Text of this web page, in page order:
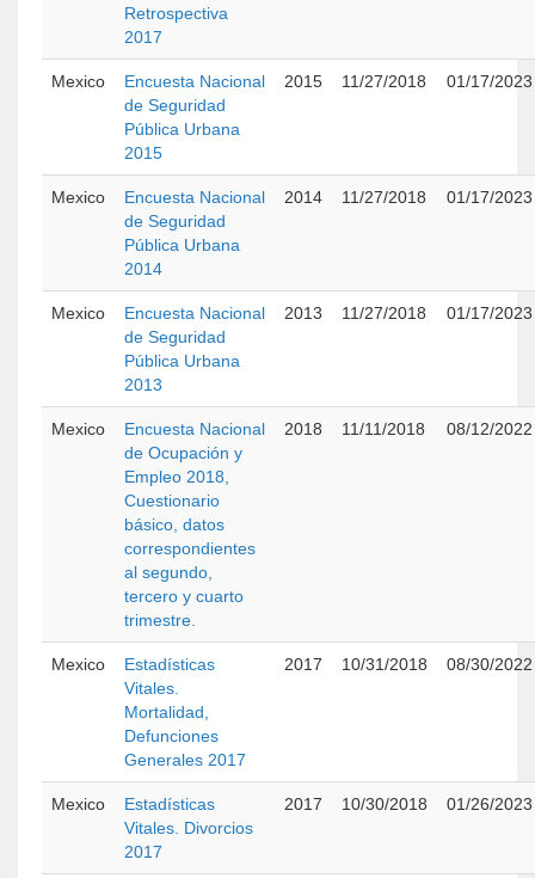
Retrospectiva
2017
Mexico
Encuesta Nacional
de Seguridad
Pública Urbana
2015
2015 11/27/2018 01/17/2023
Mexico
Encuesta Nacional
de Seguridad
Pública Urbana
2014
2014 11/27/2018 01/17/2023
Mexico
Encuesta Nacional
de Seguridad
Pública Urbana
2013
2013 11/27/2018 01/17/2023
Mexico
Encuesta Nacional
de Ocupación y
Empleo 2018,
Cuestionario
básico, datos
correspondientes
al segundo,
tercero y cuarto
trimestre.
2018 11/11/2018 08/12/2022
Mexico
Estadísticas
Vitales.
Mortalidad,
Defunciones
Generales 2017
2017 10/31/2018 08/30/2022
Mexico
Estadísticas
Vitales. Divorcios
2017
2017 10/30/2018 01/26/2023